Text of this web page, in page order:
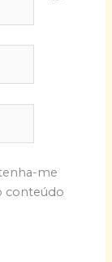
me
conteúdo